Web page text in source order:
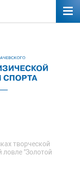
творческой
ловле "Золотой